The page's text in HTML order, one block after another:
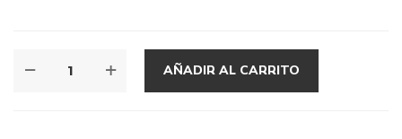
FLAWLESS
AÑADIR AL CARRITO